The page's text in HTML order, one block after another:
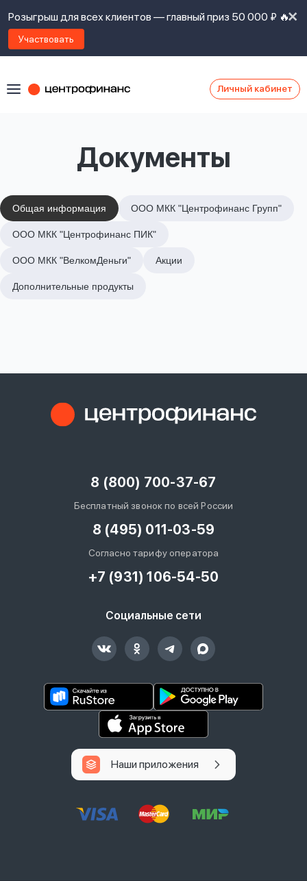
Розыгрыш для всех клиентов — главный приз 50 000 ₽ 🔥
Участвовать
Личный кабинет
Документы
Общая информация ООО МКК "Центрофинанс Групп"
ООО МКК "Центрофинанс ПИК"
ООО МКК "ВелкомДеньги" Акции
Дополнительные продукты
8 (800) 700-37-67
Бесплатный звонок по всей России
8 (495) 011-03-59
Согласно тарифу оператора
+7 (931) 106-54-50
Социальные сети
Наши приложения
Войти под другим номером
ознакомлен
предоставления
займов,
политикой
сайта,
согласие
обработку